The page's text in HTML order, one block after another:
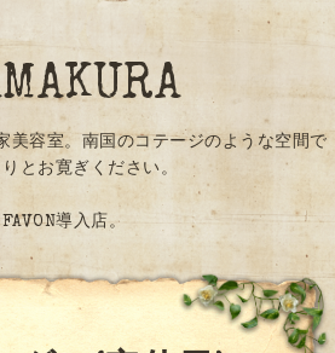
美容室。南国のコテージのような空間で
とお寛ぎください。
FAVON導入店。